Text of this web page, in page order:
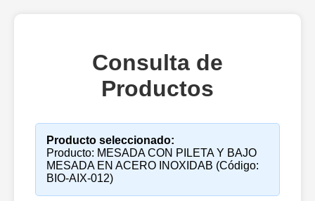
Consulta de
Productos
Producto seleccionado:
Producto: MESADA CON PILETA Y BAJO
MESADA EN ACERO INOXIDAB (Código:
BIO-AIX-012)